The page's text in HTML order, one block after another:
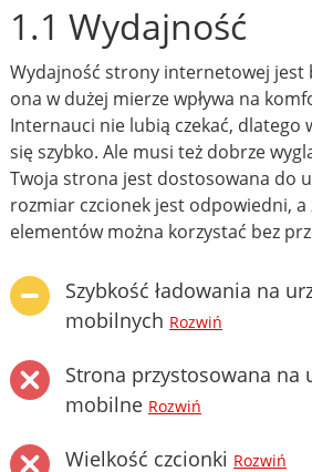
1.1 Wydajność
Wydajność strony internetowej jest
ona w dużej mierze wpływa na
Internauci nie lubią czekać, dlatego
się szybko. Ale musi też dobrze
Twoja strona jest dostosowana do
rozmiar czcionek jest odpowiedni, a
elementów można korzystać bez
Szybkość ładowania na
mobilnych Rozwiń
Strona przystosowana na
mobilne Rozwiń
Wielkość czcionki Rozwiń